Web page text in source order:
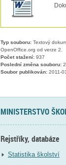
Typ souboru:Textový
OpenOffice.org od verze 2.
Počet stažení:937
Poslední změna souboru:
Soubor publikován:2011-
MINISTERSTVO
Rejstříky, databáze
Statistika školství